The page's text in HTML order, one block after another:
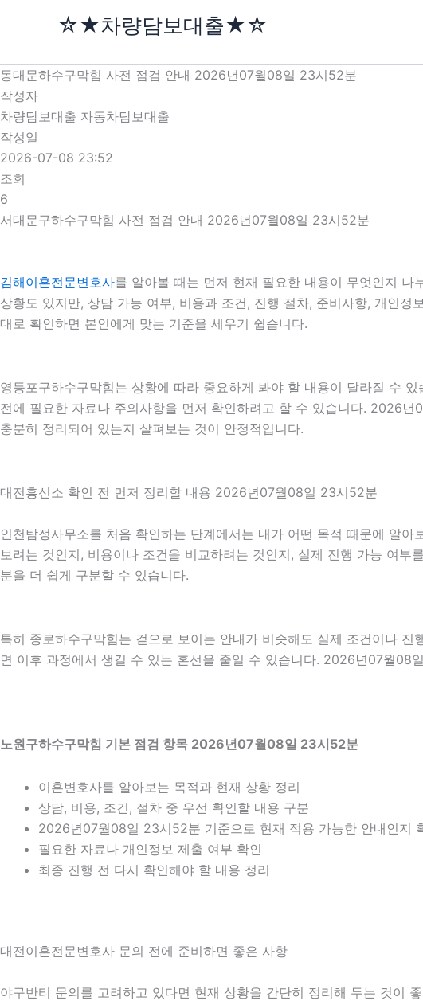
로
건
너
뛰
기
☆★차량담보대출★☆
동대문하수구막힘 사전 점검 안내 2026년07월08일 23시52분
작성자
차량담보대출 자동차담보대출
작성일
2026-07-08 23:52
조회
6
서대문구하수구막힘 사전 점검 안내 2026년07월08일 23시52분
김해이혼전문변호사를 알아볼 때는 먼저 현재 필요한 내용이 무엇인지
상황도 있지만, 상담 가능 여부, 비용과 조건, 진행 절차, 준비사항, 개인
대로 확인하면 본인에게 맞는 기준을 세우기 쉽습니다.
영등포구하수구막힘는 상황에 따라 중요하게 봐야 할 내용이 달라질 수
전에 필요한 자료나 주의사항을 먼저 확인하려고 할 수 있습니다. 2026
충분히 정리되어 있는지 살펴보는 것이 안정적입니다.
대전흥신소 확인 전 먼저 정리할 내용 2026년07월08일 23시52분
인천탐정사무소를 처음 확인하는 단계에서는 내가 어떤 목적 때문에 알
보려는 것인지, 비용이나 조건을 비교하려는 것인지, 실제 진행 가능 여
분을 더 쉽게 구분할 수 있습니다.
특히 종로하수구막힘는 겉으로 보이는 안내가 비슷해도 실제 조건이나
면 이후 과정에서 생길 수 있는 혼선을 줄일 수 있습니다. 2026년07월
노원구하수구막힘 기본 점검 항목 2026년07월08일 23시52분
이혼변호사를 알아보는 목적과 현재 상황 정리
상담, 비용, 조건, 절차 중 우선 확인할 내용 구분
2026년07월08일 23시52분 기준으로 현재 적용 가능한 안내인지
필요한 자료나 개인정보 제출 여부 확인
최종 진행 전 다시 확인해야 할 내용 정리
대전이혼전문변호사 문의 전에 준비하면 좋은 사항
야구반티 문의를 고려하고 있다면 현재 상황을 간단히 정리해 두는 것이